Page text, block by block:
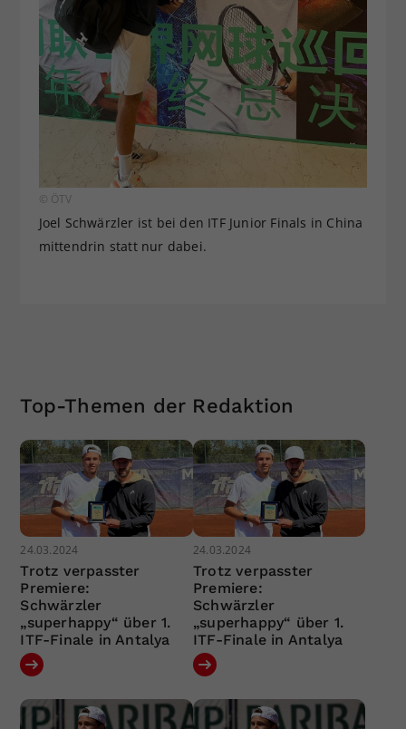
© ÖTV
Joel Schwärzler ist bei den ITF Junior Finals in China
mittendrin statt nur dabei.
Top-Themen der Redaktion
24.03.2024
Trotz verpasster
Premiere:
Schwärzler
„superhappy“ über 1.
ITF-Finale in Antalya
24.03.2024
Trotz verpasster
Premiere:
Schwärzler
„superhappy“ über 1.
ITF-Finale in Antalya